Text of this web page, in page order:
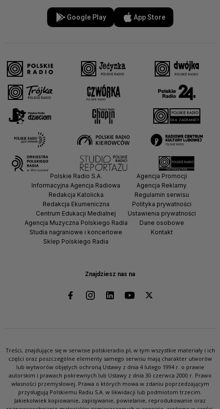
Google Play App Store
Znajdziesz nas na
Polskie Radio S.A.
Informacyjna Agencja Radiowa
Redakcja Katolicka
Redakcja Ekumeniczna
Centrum Edukacji Medialnej
Agencja Muzyczna Polskiego Radia
Studia nagraniowe i koncertowe
Sklep Polskiego Radia
Agencja Promocji
Agencja Reklamy
Regulamin serwisu
Polityka prywatności
Ustawienia prywatności
Dane osobowe
Kontakt
Treści, znajdujące się w serwisie polskieradio.pl, w tym wszystkie materiały i ich
części oraz poszczególne elementy samego serwisu mają charakter utworów
lub wytworów objętych ochroną Ustawy z dnia 4 lutego 1994 r. o prawie
autorskim i prawach pokrewnych lub Ustawy z dnia 30 czerwca 2000 r. Prawo
własności przemysłowej. Prawa o których mowa w zdaniu poprzedzającym
przysługują Polskiemu Radiu S.A. w likwidacji lub podmiotom trzecim.
Jakiekolwiek kopiowanie, zapisywanie, powielanie, reprodukowanie oraz